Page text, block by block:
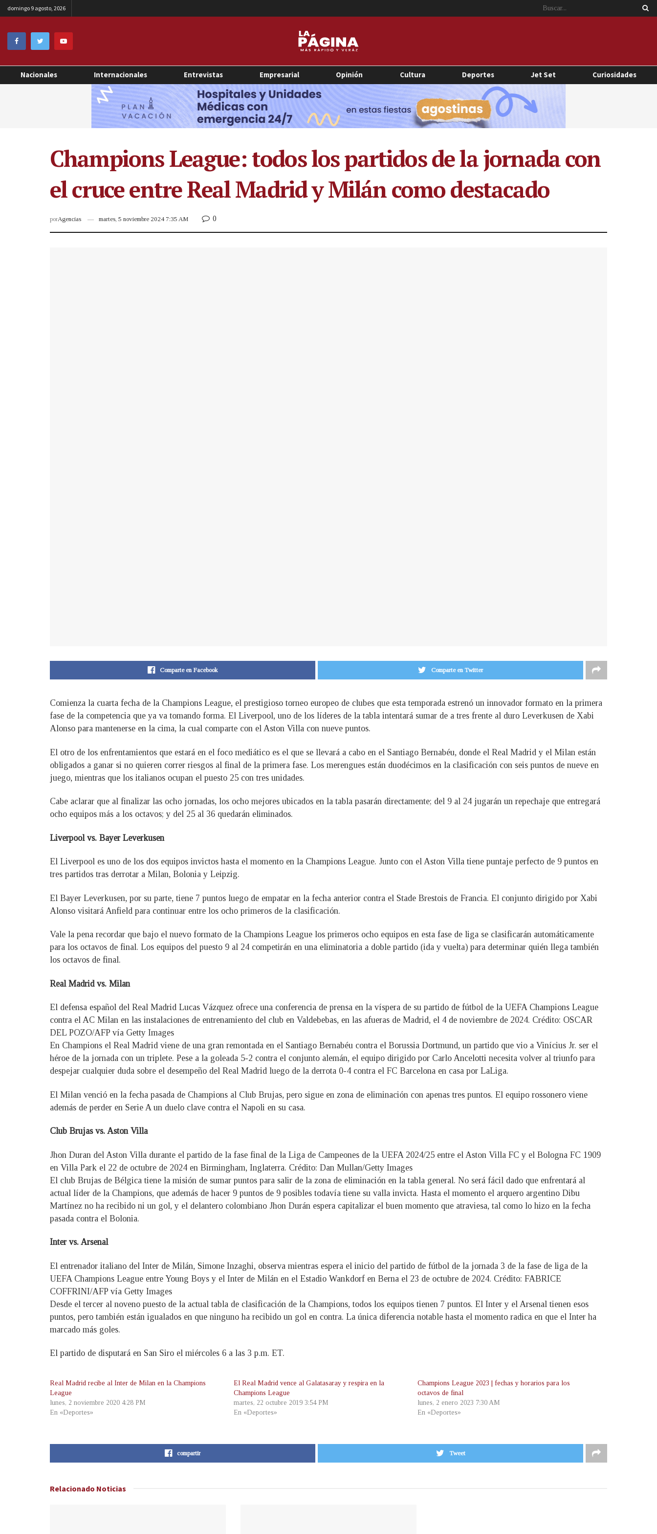
domingo 9 agosto, 2026
Nacionales Internacionales Entrevistas Empresarial Opinión Cultura Deportes Jet Set Curiosidades
Champions League: todos los partidos de la jornada con
el cruce entre Real Madrid y Milán como destacado
porAgencias martes, 5 noviembre 2024 7:35 AM 0
Comparte en Facebook Comparte en Twitter
Comienza la cuarta fecha de la Champions League, el prestigioso torneo europeo de clubes que esta temporada estrenó un innovador formato en la primera
fase de la competencia que ya va tomando forma. El Liverpool, uno de los líderes de la tabla intentará sumar de a tres frente al duro Leverkusen de Xabi
Alonso para mantenerse en la cima, la cual comparte con el Aston Villa con nueve puntos.
El otro de los enfrentamientos que estará en el foco mediático es el que se llevará a cabo en el Santiago Bernabéu, donde el Real Madrid y el Milan están
obligados a ganar si no quieren correr riesgos al final de la primera fase. Los merengues están duodécimos en la clasificación con seis puntos de nueve en
juego, mientras que los italianos ocupan el puesto 25 con tres unidades.
Cabe aclarar que al finalizar las ocho jornadas, los ocho mejores ubicados en la tabla pasarán directamente; del 9 al 24 jugarán un repechaje que entregará
ocho equipos más a los octavos; y del 25 al 36 quedarán eliminados.
Liverpool vs. Bayer Leverkusen
El Liverpool es uno de los dos equipos invictos hasta el momento en la Champions League. Junto con el Aston Villa tiene puntaje perfecto de 9 puntos en
tres partidos tras derrotar a Milan, Bolonia y Leipzig.
El Bayer Leverkusen, por su parte, tiene 7 puntos luego de empatar en la fecha anterior contra el Stade Brestois de Francia. El conjunto dirigido por Xabi
Alonso visitará Anfield para continuar entre los ocho primeros de la clasificación.
Vale la pena recordar que bajo el nuevo formato de la Champions League los primeros ocho equipos en esta fase de liga se clasificarán automáticamente
para los octavos de final. Los equipos del puesto 9 al 24 competirán en una eliminatoria a doble partido (ida y vuelta) para determinar quién llega también
los octavos de final.
Real Madrid vs. Milan
El defensa español del Real Madrid Lucas Vázquez ofrece una conferencia de prensa en la víspera de su partido de fútbol de la UEFA Champions League
contra el AC Milan en las instalaciones de entrenamiento del club en Valdebebas, en las afueras de Madrid, el 4 de noviembre de 2024. Crédito: OSCAR
DEL POZO/AFP vía Getty Images
En Champions el Real Madrid viene de una gran remontada en el Santiago Bernabéu contra el Borussia Dortmund, un partido que vio a Vinícius Jr. ser el
héroe de la jornada con un triplete. Pese a la goleada 5-2 contra el conjunto alemán, el equipo dirigido por Carlo Ancelotti necesita volver al triunfo para
despejar cualquier duda sobre el desempeño del Real Madrid luego de la derrota 0-4 contra el FC Barcelona en casa por LaLiga.
El Milan venció en la fecha pasada de Champions al Club Brujas, pero sigue en zona de eliminación con apenas tres puntos. El equipo rossonero viene
además de perder en Serie A un duelo clave contra el Napoli en su casa.
Club Brujas vs. Aston Villa
Jhon Duran del Aston Villa durante el partido de la fase final de la Liga de Campeones de la UEFA 2024/25 entre el Aston Villa FC y el Bologna FC 1909
en Villa Park el 22 de octubre de 2024 en Birmingham, Inglaterra. Crédito: Dan Mullan/Getty Images
El club Brujas de Bélgica tiene la misión de sumar puntos para salir de la zona de eliminación en la tabla general. No será fácil dado que enfrentará al
actual líder de la Champions, que además de hacer 9 puntos de 9 posibles todavía tiene su valla invicta. Hasta el momento el arquero argentino Dibu
Martínez no ha recibido ni un gol, y el delantero colombiano Jhon Durán espera capitalizar el buen momento que atraviesa, tal como lo hizo en la fecha
pasada contra el Bolonia.
Inter vs. Arsenal
El entrenador italiano del Inter de Milán, Simone Inzaghi, observa mientras espera el inicio del partido de fútbol de la jornada 3 de la fase de liga de la
UEFA Champions League entre Young Boys y el Inter de Milán en el Estadio Wankdorf en Berna el 23 de octubre de 2024. Crédito: FABRICE
COFFRINI/AFP vía Getty Images
Desde el tercer al noveno puesto de la actual tabla de clasificación de la Champions, todos los equipos tienen 7 puntos. El Inter y el Arsenal tienen esos
puntos, pero también están igualados en que ninguno ha recibido un gol en contra. La única diferencia notable hasta el momento radica en que el Inter ha
marcado más goles.
El partido de disputará en San Siro el miércoles 6 a las 3 p.m. ET.
Real Madrid recibe al Inter de Milan en la Champions
League
lunes, 2 noviembre 2020 4:28 PM
En «Deportes»
El Real Madrid vence al Galatasaray y respira en la
Champions League
martes, 22 octubre 2019 3:54 PM
En «Deportes»
Champions League 2023 | fechas y horarios para los
octavos de final
lunes, 2 enero 2023 7:30 AM
En «Deportes»
compartir Tweet
Relacionado Noticias